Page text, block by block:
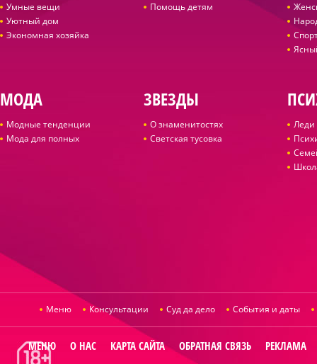
Умные вещи
Уютный дом
Экономная хозяйка
Помощь детям
МОДА
Модные тенденции
Мода для полных
ЗВЕЗДЫ
О знаменитостях
Светская тусовка
Леди
Меню Консультации Суд да дело События и даты
МЕНЮ О НАС КАРТА САЙТА ОБРАТНАЯ СВЯЗЬ РЕКЛАМА